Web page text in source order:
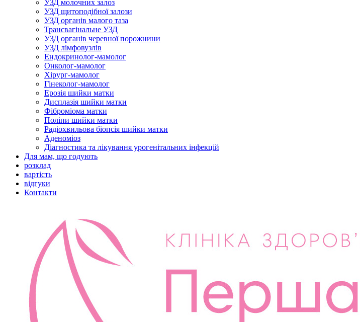
УЗД молочних залоз
УЗД щитоподібної залози
УЗД органів малого таза
Трансвагінальне УЗД
УЗД органів черевної порожнини
УЗД лімфовузлів
Ендокринолог-мамолог
Онколог-мамолог
Хірург-мамолог
Гінеколог-мамолог
Ерозія шийки матки
Дисплазія шийки матки
Фіброміома матки
Поліпи шийки матки
Радіохвильова біопсія шийки матки
Аденоміоз
Діагностика та лікування урогенітальних інфекцій
Для мам, що годують
розклад
вартість
відгуки
Контакти